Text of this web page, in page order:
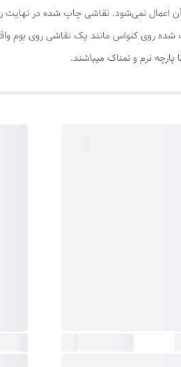
آن اعمال نمی‌شود. نقاشی چاپ شده در
شده روی کنواس مانند یک نقاشی روی بوم
نرم و نمناک میباشند.